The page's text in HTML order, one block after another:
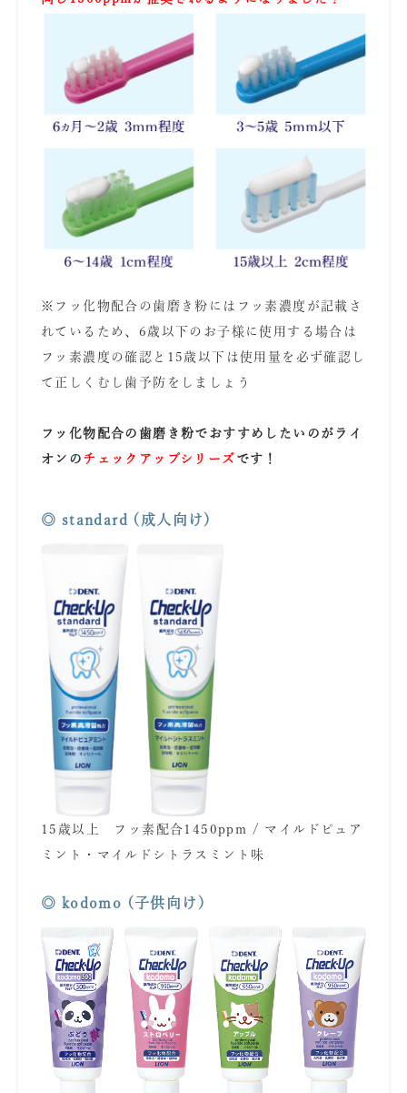
※フッ化物配合の歯磨き粉にはフッ素濃度が記載さ
れているため、6歳以下のお子様に使用する場合は
フッ素濃度の確認と15歳以下は使用量を必ず確認し
て正しくむし歯予防をしましょう
フッ化物配合の歯磨き粉でおすすめしたいのがライ
オンの チェックアップシリーズ です！
◎ standard (成人向け)
15歳以上 フッ素配合1450ppm / マイルドピュア
ミント・マイルドシトラスミント味
◎ kodomo (子供向け)